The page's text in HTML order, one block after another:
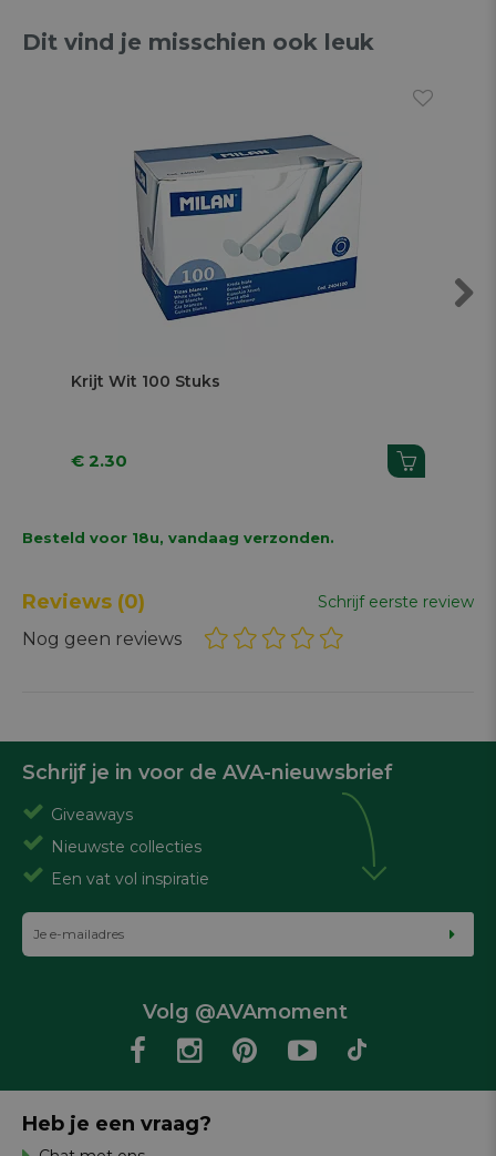
Dit vind je misschien ook leuk
Krijt Wit 100 Stuks
€ 2.30
Besteld voor 18u, vandaag verzonden.
Reviews (0) Schrijf eerste review
Nog geen reviews
Schrijf je in voor de AVA-nieuwsbrief
Giveaways
Nieuwste collecties
Een vat vol inspiratie
Volg @AVAmoment
Heb je een vraag?